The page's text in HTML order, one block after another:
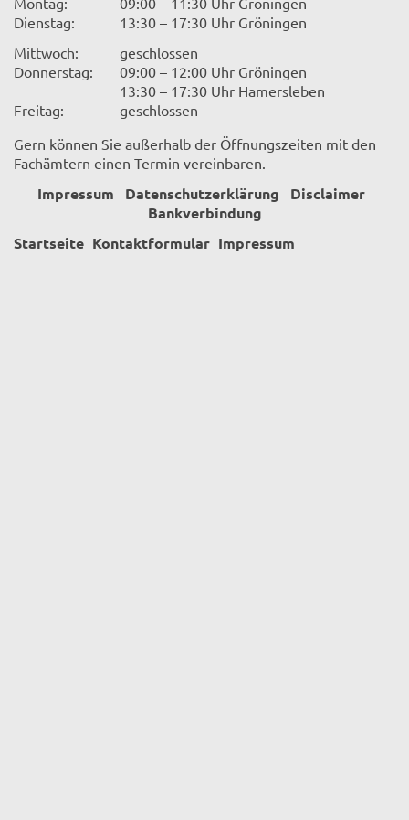
Dienstag:
13:30 – 17:30 Uhr Gröningen
Mittwoch:
geschlossen
Donnerstag:
09:00 – 12:00 Uhr Gröningen
13:30 – 17:30 Uhr Hamersleben
Freitag:
geschlossen
Gern können Sie außerhalb der Öffnungszeiten mit den
Fachämtern einen Termin vereinbaren.
Impressum Datenschutzerklärung
Disclaimer
Bankverbindung
Startseite Kontaktformular Impressum